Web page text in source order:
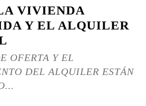
VIVIENDA
Y EL ALQUILER
OFERTA Y EL
DEL ALQUILER ESTÁN